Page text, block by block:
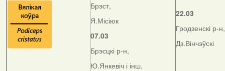
Брэст,
Я.Місіюк
07.03
Брэсцкі р-н,
Ю.Янкевіч і інш.
22.03
Гродзенскі р-н,
Дз.Вінчэўскі